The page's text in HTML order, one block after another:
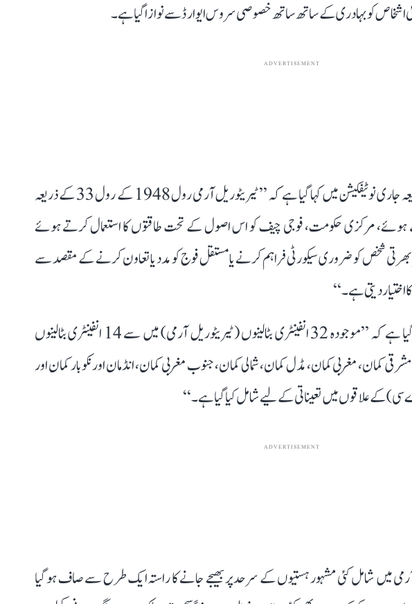
اشخاص کو بہادری کے ساتھ ساتھ خصوصی سروس ایوارڈ سے نوازا گیا ہے۔
ADVERTISEMENT
بہرحال، مرکزی حکومت کے ذریعہ جاری نوٹیفکیشن میں کہا گیا ہے کہ ’’ٹیریٹوریل آرمی رول 1948 کے رول 33 کے ذریعہ
ہوئے، مرکزی حکومت، فوجی چیف کو اس اصول کے تحت طاقتوں کا استعمال کرتے ہوئے
بھرتی شخص کو ضروری سیکورٹی فراہم کرنے یا مستقل فوج کو مدد یا تعاون کرنے کے مقصد سے
دیتی ہے۔‘‘
سرکاری نوٹیفکیشن میں یہ بھی کہا گیا ہے کہ ’’موجودہ 32 انفینٹری بٹالینوں (ٹیریٹوریل آرمی) میں سے 14 انفینٹری بٹالینوں
کمان، مغربی کمان، مڈل کمان، شمالی کمان، جنوب مغربی کمان، انڈمان اور نکوبار کمان اور
کے علاقوں میں تعیناتی کے لیے شامل کیا گیا ہے۔‘‘
ADVERTISEMENT
میں شامل کئی مشہور ہستیوں کے سرحد پر بھیجے جانے کا راستہ ایک طرح سے صاف ہو گیا